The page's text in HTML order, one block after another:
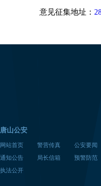
意见征集地址：
唐山公安
网站首页 警营传真
公安要闻
通知公告
局长信箱
预警防范
执法公开